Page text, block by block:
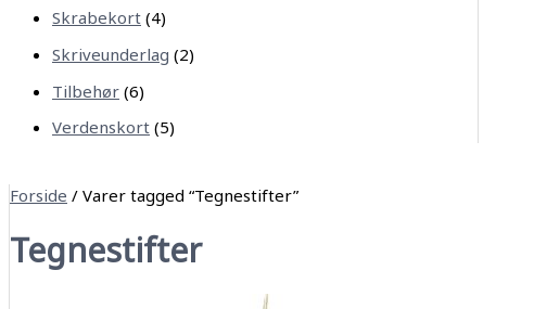
Skrabekort (4)
Skriveunderlag (2)
Tilbehør (6)
Verdenskort (5)
Forside / Varer tagged “Tegnestifter”
Tegnestifter